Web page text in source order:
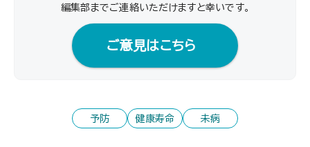
編集部までご連絡いただけますと幸いです｡
ご意見はこちら
予防 健康寿命 未病